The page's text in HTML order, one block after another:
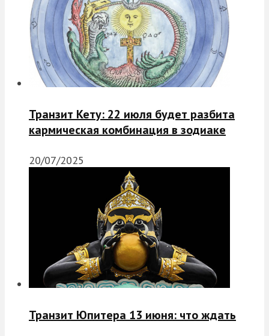
Транзит Кету: 22 июля будет разбита
кармическая комбинация в зодиаке
20/07/2025
Транзит Юпитера 13 июня: что ждать